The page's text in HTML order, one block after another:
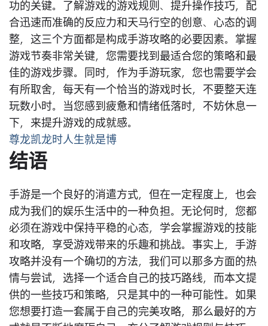
功的关键。了解游戏的游戏规则、提升操作技巧，配
合迅速而准确的反应力和天马行空的创意、心态的调
整，这三个方面都是构成手游攻略的必要因素。掌握
游戏节奏非常关键，您需要找到最适合您的策略和最
佳的游戏步骤。同时，作为手游玩家，您也需要学会
有所取舍，每天有一个恰当的游戏时长，不要整天连
玩数小时。当您感到疲惫和情绪低落时，不妨休息一
下，来提升游戏的成就感。
尊龙凯龙时人生就是博
结语
手游是一个良好的消遣方式，但在一定程度上，也会
成为我们的娱乐生活中的一种负担。无论何时，您都
必须在游戏中保持平稳的心态，学会掌握游戏的技能
和攻略，享受游戏带来的乐趣和挑战。事实上，手游
攻略并没有一个确切的方法，我们可以那多方面的热
情与尝试，选择一个适合自己的技巧路线，而本文提
供的一些技巧和策略，只是其中的一种可能性。如果
您想要打造一套属于自己的完美攻略，那么最好的方